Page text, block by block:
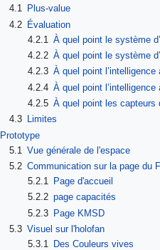
4.1
Plus-value
4.2 Évaluation
4.2.1
À quel point le système
4.2.2 À quel point le système
4.2.3 À quel point
4.2.4 À quel point
4.2.5 À quel point les capteurs
4.3
Limites
Prototype
5.1 Vue générale de l'espace
5.2 Communication sur la page du
5.2.1
Page d'accueil
5.2.2 page capacités
5.2.3 Page KMSD
5.3 Visuel sur l'holofan
5.3.1
Des Couleurs vives